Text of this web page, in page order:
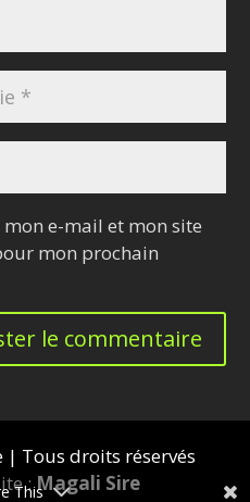
e-mail et mon site
mon prochain
Tous droits réservés
:Magali Sire
This